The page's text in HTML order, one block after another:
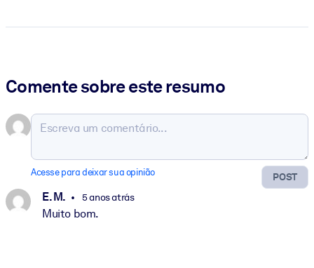
Comente sobre este resumo
POST
Acesse para deixar sua opinião
E. M. 5 anos atrás
Muito bom.